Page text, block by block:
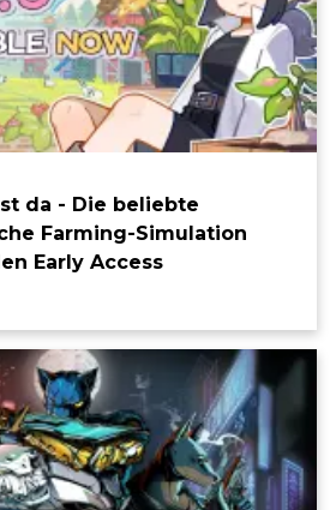
da - Die beliebte
Farming-Simulation
Early Access